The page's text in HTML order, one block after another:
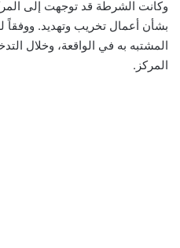
وكانت الشرطة قد توجهت إلى
بشأن أعمال تخريب وتهديد.
المشتبه به في الواقعة، وخلال
المركز.